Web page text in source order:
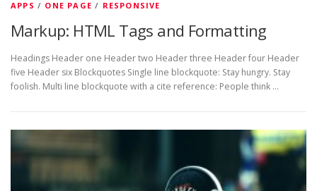
APPS / ONE PAGE / RESPONSIVE
Markup: HTML Tags and Formatting
Headings Header one Header two Header three Header four Header
five Header six Blockquotes Single line blockquote: Stay hungry. Stay
foolish. Multi line blockquote with a cite reference: People think …